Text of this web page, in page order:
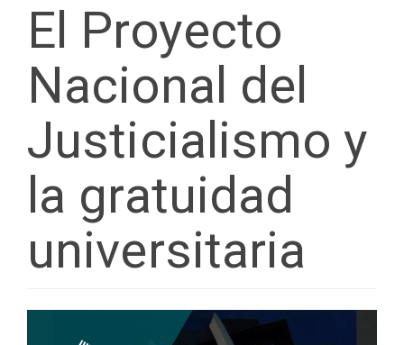
El Proyecto
Nacional del
Justicialismo y
la gratuidad
universitaria
Barra